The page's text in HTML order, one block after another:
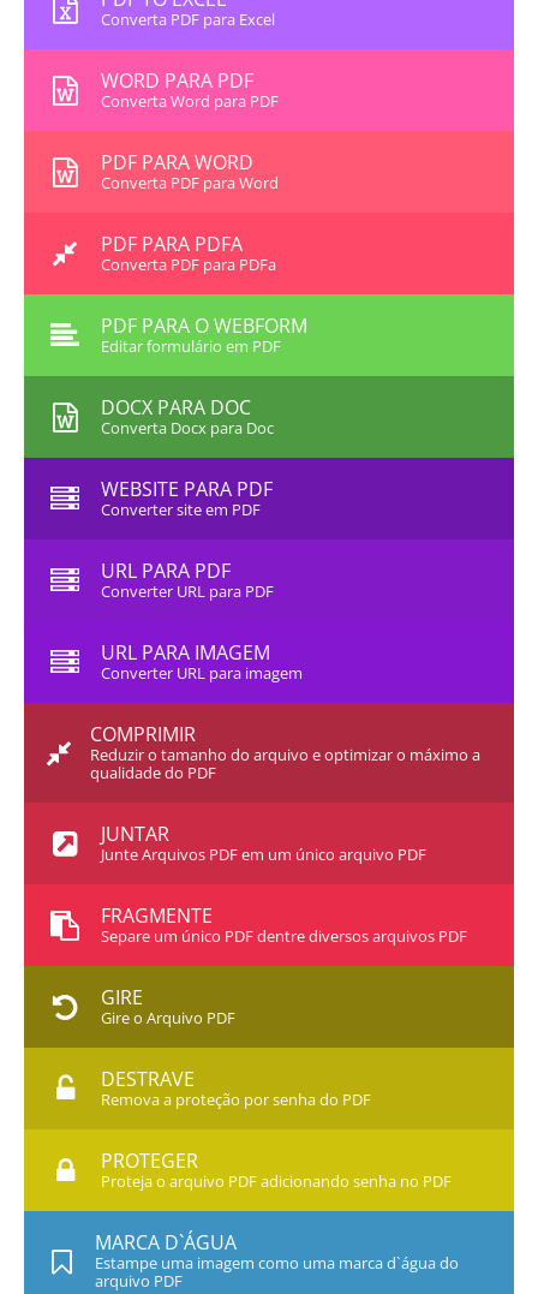
Converta PDF para Excel
WORD PARA PDF
Converta Word para PDF
PDF PARA WORD
Converta PDF para Word
PDF PARA PDFA
Converta PDF para PDFa
PDF PARA O WEBFORM
Editar formulário em PDF
DOCX PARA DOC
Converta Docx para Doc
WEBSITE PARA PDF
Converter site em PDF
URL PARA PDF
Converter URL para PDF
URL PARA IMAGEM
Converter URL para imagem
COMPRIMIR
Reduzir o tamanho do arquivo e optimizar o máximo a
qualidade do PDF
JUNTAR
Junte Arquivos PDF em um único arquivo PDF
FRAGMENTE
Separe um único PDF dentre diversos arquivos PDF
GIRE
Gire o Arquivo PDF
DESTRAVE
Remova a proteção por senha do PDF
PROTEGER
Proteja o arquivo PDF adicionando senha no PDF
MARCA D`ÁGUA
Estampe uma imagem como uma marca d`água do
arquivo PDF